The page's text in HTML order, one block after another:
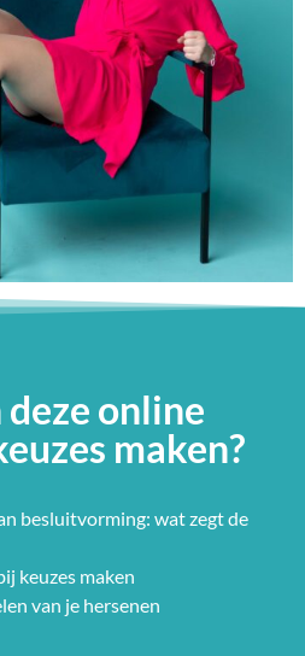
online
maken?
besluitvorming: wat zegt de
keuzes maken
van je hersenen